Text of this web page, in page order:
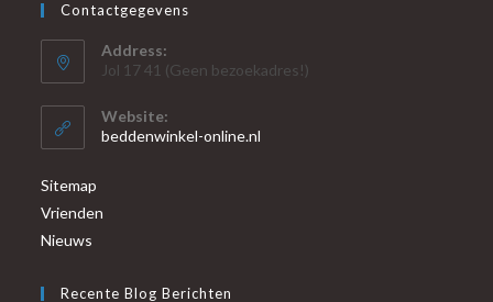
Contactgegevens
Address:
Jol 17 41 (Geen bezoekadres!)
Website:
beddenwinkel-online.nl
Sitemap
Vrienden
Nieuws
Recente Blog Berichten